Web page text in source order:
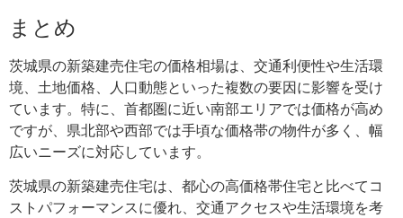
まとめ
茨城県の新築建売住宅の価格相場は、交通利便性や生活環
境、土地価格、人口動態といった複数の要因に影響を受け
ています。特に、首都圏に近い南部エリアでは価格が高め
ですが、県北部や西部では手頃な価格帯の物件が多く、幅
広いニーズに対応しています。
茨城県の新築建売住宅は、都心の高価格帯住宅と比べてコ
ストパフォーマンスに優れ、交通アクセスや生活環境を考